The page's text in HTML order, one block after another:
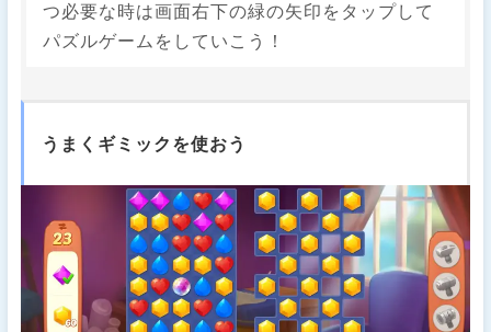
つ必要な時は画面右下の緑の矢印をタップして
パズルゲームをしていこう！
うまくギミックを使おう